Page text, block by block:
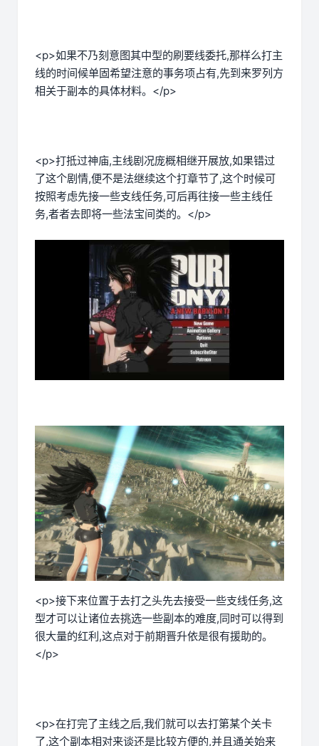
<p>如果不乃刻意图其中型的刷要线委托,那样么打主
线的时间候单固希望注意的事务项占有,先到来罗列方
相关于副本的具体材料。</p>
<p>打抵过神庙,主线剧况庞概相继开展放,如果错过
了这个剧情,便不是法继续这个打章节了,这个时候可
按照考虑先接一些支线任务,可后再往接一些主线任
务,者者去即将一些法宝间类的。</p>
<p>接下来位置于去打之头先去接受一些支线任务,这
型才可以让诸位去挑选一些副本的难度,同时可以得到
很大量的红利,这点对于前期晋升依是很有援助的。
</p>
<p>在打完了主线之后,我们就可以去打第某个关卡
了,这个副本相对来谈还是比较方便的,并且通关始来